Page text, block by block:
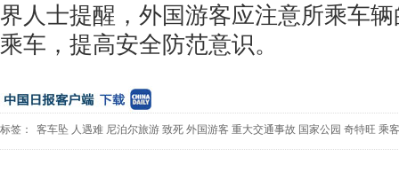
界人士提醒，外国游客应注意所乘车
乘车，提高安全防范意识。
标签： 客车坠 人遇难 尼泊尔旅游 致死 外国游客 重大交通事故 国家公园 奇特旺 乘